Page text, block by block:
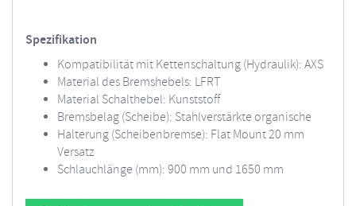
Spezifikation
Kompatibilität mit Kettenschaltung (Hydraulik): AXS
Material des Bremshebels: LFRT
Material Schalthebel: Kunststoff
Bremsbelag (Scheibe): Stahlverstärkte organische
Halterung (Scheibenbremse): Flat Mount 20 mm
Versatz
Schlauchlänge (mm): 900 mm und 1650 mm